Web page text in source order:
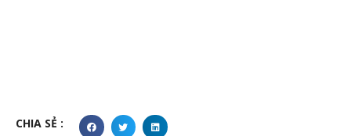
CHIA SẺ :